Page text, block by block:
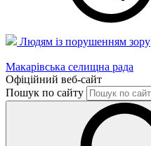
Людям із порушенням зору
Макарівська селищна рада
Офіційний веб-сайт
Пошук по сайту